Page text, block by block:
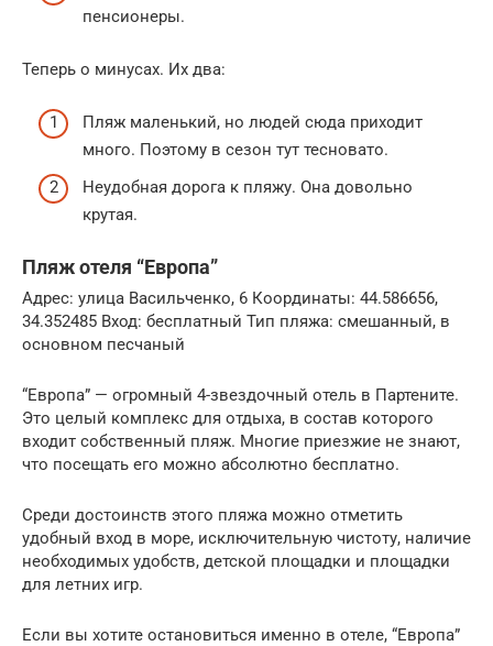
пенсионеры.
Теперь о минусах. Их два:
Пляж маленький, но людей сюда приходит
много. Поэтому в сезон тут тесновато.
Неудобная дорога к пляжу. Она довольно
крутая.
Пляж отеля “Европа”
Адрес: улица Васильченко, 6 Координаты: 44.586656,
34.352485 Вход: бесплатный Тип пляжа: смешанный, в
основном песчаный
“Европа” — огромный 4-звездочный отель в Партените.
Это целый комплекс для отдыха, в состав которого
входит собственный пляж. Многие приезжие не знают,
что посещать его можно абсолютно бесплатно.
Среди достоинств этого пляжа можно отметить
удобный вход в море, исключительную чистоту, наличие
необходимых удобств, детской площадки и площадки
для летних игр.
Если вы хотите остановиться именно в отеле, “Европа”